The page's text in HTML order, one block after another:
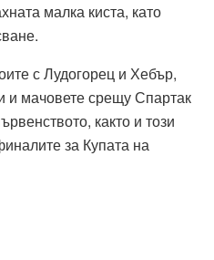
малка киста, като
с Лудогорец и Хебър,
и мачовете срещу Спартак
както и този
за Купата на